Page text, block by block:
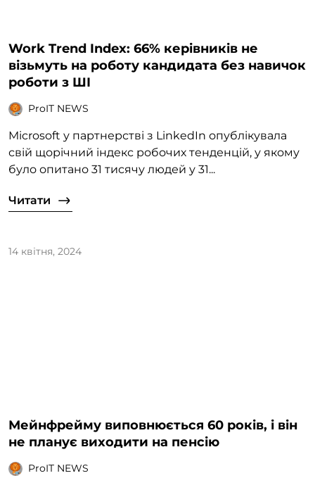
Work Trend Index: 66% керівників не
візьмуть на роботу кандидата без навичок
роботи з ШІ
ProIT NEWS
Microsoft у партнерстві з LinkedIn опублікувала
свій щорічний індекс робочих тенденцій, у якому
було опитано 31 тисячу людей у 31...
Читати
14 квітня, 2024
Мейнфрейму виповнюється 60 років, і він
не планує виходити на пенсію
ProIT NEWS